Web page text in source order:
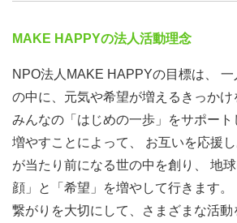
MAKE HAPPYの法人活動理念
NPO法人MAKE HAPPYの目標は、
の中に、元気や希望が増えるきっかけ
みんなの「はじめの一歩」をサポート
増やすことによって、 お互いを応援
が当たり前になる世の中を創り、 地
顔」と「希望」を増やして行きます。
繋がりを大切にして、さまざまな活動